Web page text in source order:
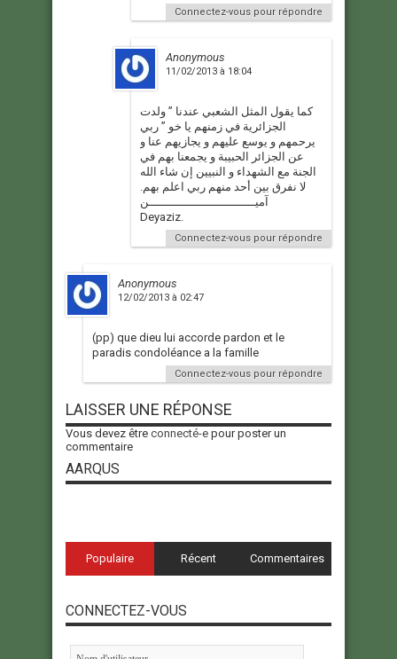
Connectez-vous pour répondre
Anonymous
11/02/2013 à 18:04
كما يقول المثل الشعبي عندنا ” ولدت
الجزائرية في زمنهم يا خو ” ربي
يرحمهم و يوسع عليهم و يجازيهم عنا و
عن الجزائر الحبيبة و يجمعنا بهم في
الجنة مع الشهداء و النبيين إن شاء الله
لا نفرق بين أحد منهم ربي اعلم بهم.
آميــــــــــــــــــــــــــــــن
Deyaziz.
Connectez-vous pour répondre
Anonymous
12/02/2013 à 02:47
(pp) que dieu lui accorde pardon et le
paradis condoléance a la famille
Connectez-vous pour répondre
LAISSER UNE RÉPONSE
Vous devez être connecté-e pour poster un
commentaire
AARQUS
Populaire Récent Commentaires
CONNECTEZ-VOUS